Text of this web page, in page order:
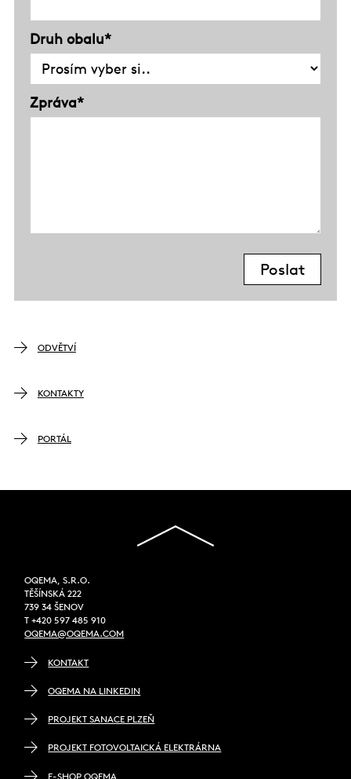
Druh obalu*
Zpráva*
ODVĚTVÍ
KONTAKTY
PORTÁL
OQEMA, S.R.O.
TĚŠÍNSKÁ 222
739 34 ŠENOV
T +420 597 485 910
OQEMA@OQEMA.COM
KONTAKT
OQEMA NA LINKEDIN
PROJEKT SANACE PLZEŇ
PROJEKT FOTOVOLTAICKÁ ELEKTRÁRNA
E-SHOP OQEMA